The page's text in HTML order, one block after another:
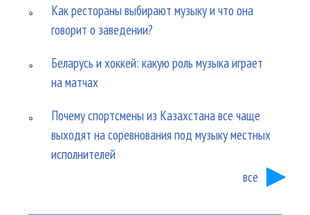
Как рестораны выбирают музыку и что она
говорит о заведении?
Беларусь и хоккей: какую роль музыка играет
на матчах
Почему спортсмены из Казахстана все чаще
выходят на соревнования под музыку местных
исполнителей
все